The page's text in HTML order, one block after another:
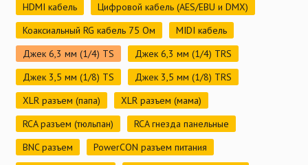
HDMI кабель
Цифровой кабель (AES/EBU и DMX)
Коаксиальный RG кабель 75 Ом
MIDI кабель
Джек 6,3 мм (1/4) TS
Джек 6,3 мм (1/4) TRS
Джек 3,5 мм (1/8) TS
Джек 3,5 мм (1/8) TRS
XLR разъем (папа)
XLR разъем (мама)
RCA разъем (тюльпан)
RCA гнезда панельные
BNC разъем
PowerCON разъем питания